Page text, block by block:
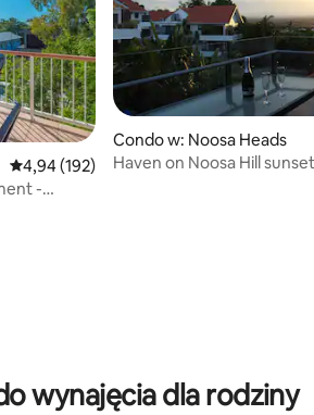
Średnia ocena: 4,94 na 5, liczba recenzji:
4,94 (192)
-
Condo w: Noosa Heads
Haven on Noosa Hill
wynajęcia dla rodziny